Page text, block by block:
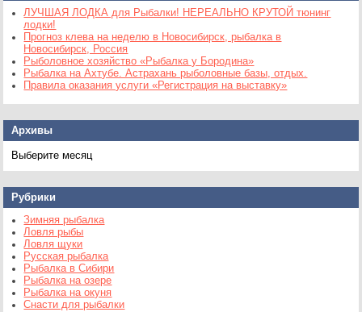
ЛУЧШАЯ ЛОДКА для Рыбалки! НЕРЕАЛЬНО КРУТОЙ тюнинг
лодки!
Прогноз клева на неделю в Новосибирск, рыбалка в
Новосибирск, Россия
Рыболовное хозяйство «Рыбалка у Бородина»
Рыбалка на Ахтубе. Астрахань рыболовные базы, отдых.
Правила оказания услуги «Регистрация на выставку»
Архивы
Архивы
Рубрики
Зимняя рыбалка
Ловля рыбы
Ловля щуки
Русская рыбалка
Рыбалка в Сибири
Рыбалка на озере
Рыбалка на окуня
Снасти для рыбалки